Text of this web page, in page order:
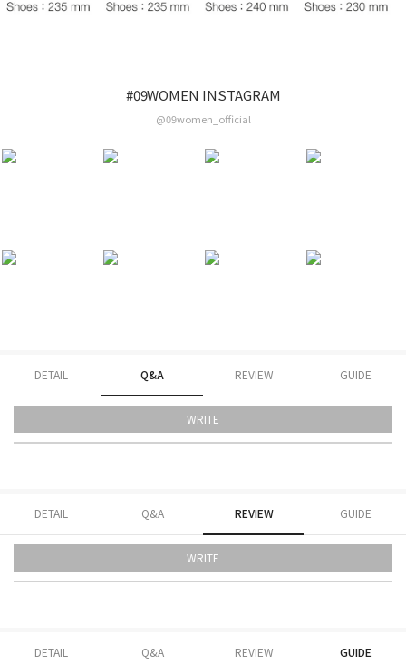
#09WOMEN INSTAGRAM
@09women_official
DETAIL Q&A REVIEW GUIDE
WRITE
DETAIL Q&A REVIEW GUIDE
WRITE
DETAIL Q&A REVIEW GUIDE